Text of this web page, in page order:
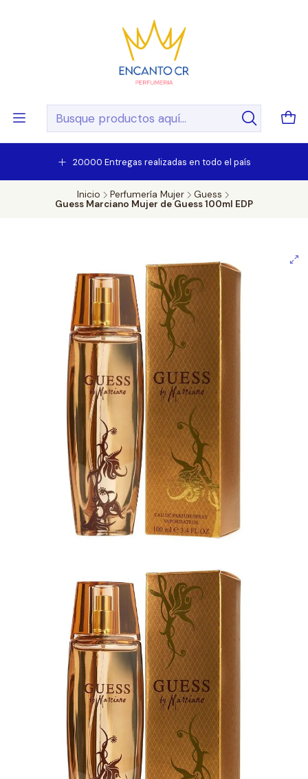
20.000 Entregas realizadas en todo el país
Inicio Perfumería Mujer
Guess
Guess Marciano Mujer de Guess 100ml EDP